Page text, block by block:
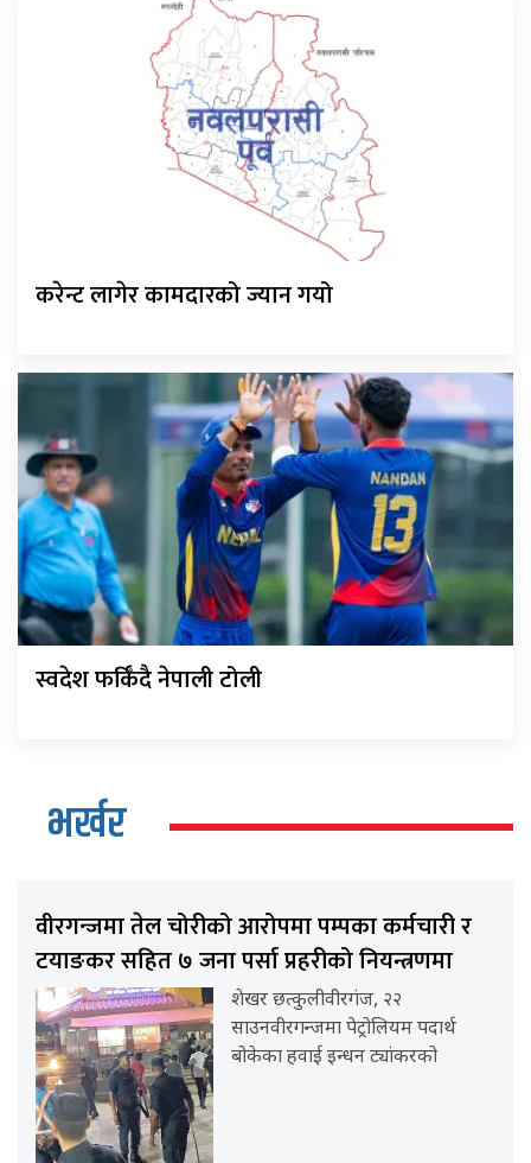
करेन्ट लागेर कामदारको ज्यान गयो
स्वदेश फर्किँदै नेपाली टोली
भर्खर
वीरगन्जमा तेल चोरीको आरोपमा पम्पका कर्मचारी र
टयाङकर सहित ७ जना पर्सा प्रहरीको नियन्त्रणमा
शेखर छत्कुलीवीरगंज, २२
साउनवीरगन्जमा पेट्रोलियम पदार्थ
बोकेका हवाई इन्धन ट्यांकरको